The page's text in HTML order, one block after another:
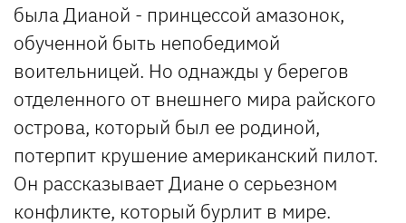
была Дианой - принцессой амазонок,
обученной быть непобедимой
воительницей. Но однажды у берегов
отделенного от внешнего мира райского
острова, который был ее родиной,
потерпит крушение американский пилот.
Он рассказывает Диане о серьезном
конфликте, который бурлит в мире.